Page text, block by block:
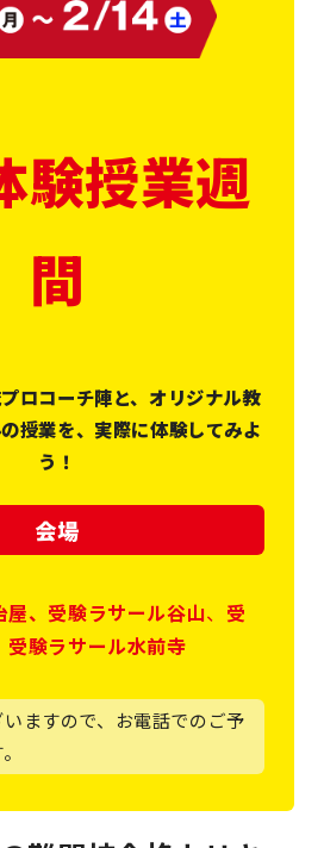
験授業週
間
ロコーチ陣と、オリジナル教
授業を、実際に体験してみよ
う！
会場
、 受験ラサール谷山、 受
験ラサール水前寺
ますので、お電話でのご予